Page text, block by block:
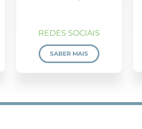
REDES SOCIAIS
SABER MAIS